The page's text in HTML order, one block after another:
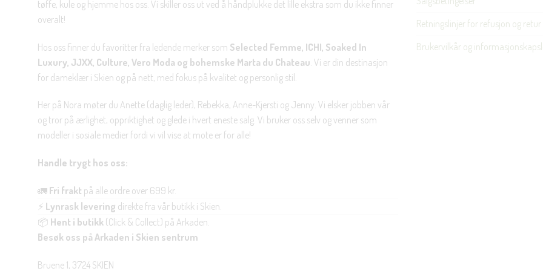
tøffe, kule og hjemme hos oss. Vi skiller oss ut ved å håndplukke det lille ekstra som du ikke finner
overalt!
Hos oss finner du favoritter fra ledende merker som Selected Femme, ICHI, Soaked In
Luxury, JJXX, Culture, Vero Moda og bohemske Marta du Chateau . Vi er din destinasjon
for dameklær i Skien og på nett, med fokus på kvalitet og personlig stil.
Her på Nora møter du Anette (daglig leder), Rebekka, Anne-Kjersti og Jenny. Vi elsker jobben vår
og tror på ærlighet, oppriktighet og glede i hvert eneste salg. Vi bruker oss selv og venner som
modeller i sosiale medier fordi vi vil vise at mote er for alle!
Handle trygt hos oss:
🚛 Fri frakt på alle ordre over 699 kr.
⚡ Lynrask levering direkte fra vår butikk i Skien.
📦 Hent i butikk (Click & Collect) på Arkaden.
Besøk oss på Arkaden i Skien sentrum
Bruene 1, 3724 SKIEN
Retningslinjer for refusjon og retur
Brukervilkår og